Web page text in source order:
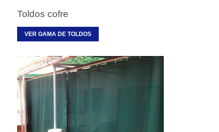
Toldos cofre
VER GAMA DE TOLDOS